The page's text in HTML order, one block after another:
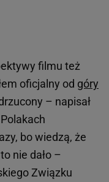
filmu też
oficjalny od góry
– napisał
bo wiedzą, że
nie dało –
Związku